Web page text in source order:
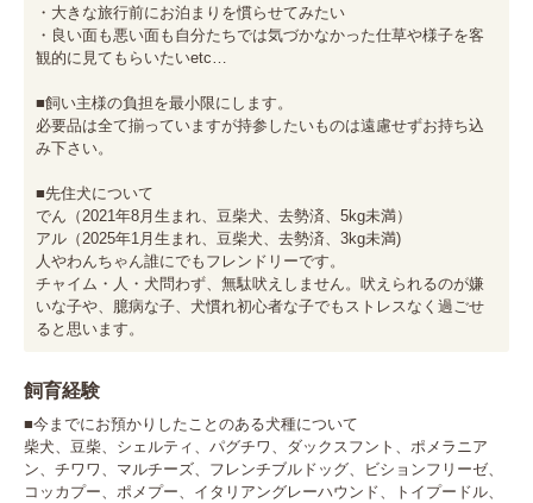
・大きな旅行前にお泊まりを慣らせてみたい
・良い面も悪い面も自分たちでは気づかなかった仕草や様子を客
観的に見てもらいたいetc…
■飼い主様の負担を最小限にします。
必要品は全て揃っていますが持参したいものは遠慮せずお持ち込
み下さい。
■先住犬について
でん（2021年8月生まれ、豆柴犬、去勢済、5kg未満）
アル（2025年1月生まれ、豆柴犬、去勢済、3kg未満)
人やわんちゃん誰にでもフレンドリーです。
チャイム・人・犬問わず、無駄吠えしません。吠えられるのが嫌
いな子や、臆病な子、犬慣れ初心者な子でもストレスなく過ごせ
ると思います。
飼育経験
■今までにお預かりしたことのある犬種について
柴犬、豆柴、シェルティ、パグチワ、ダックスフント、ポメラニア
ン、チワワ、マルチーズ、フレンチブルドッグ、ビションフリーゼ、
コッカプー、ポメプー、イタリアングレーハウンド、トイプードル、